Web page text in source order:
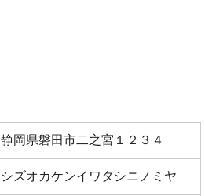
静岡県磐田市二之宮１２３４
シズオカケンイワタシニノミヤ